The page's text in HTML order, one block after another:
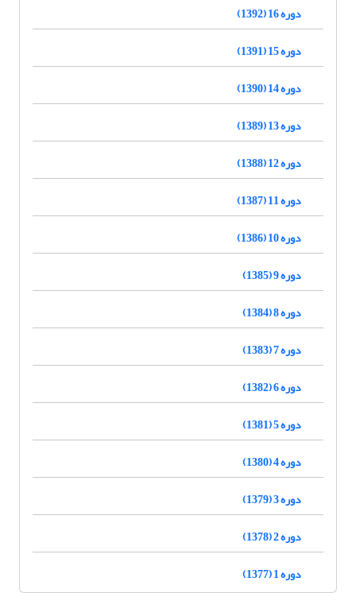
دوره 16 (1392)
دوره 15 (1391)
دوره 14 (1390)
دوره 13 (1389)
دوره 12 (1388)
دوره 11 (1387)
دوره 10 (1386)
دوره 9 (1385)
دوره 8 (1384)
دوره 7 (1383)
دوره 6 (1382)
دوره 5 (1381)
دوره 4 (1380)
دوره 3 (1379)
دوره 2 (1378)
دوره 1 (1377)